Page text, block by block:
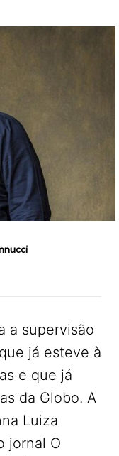
a supervisão
já esteve à
e que já
da Globo. A
Luiza
jornal O